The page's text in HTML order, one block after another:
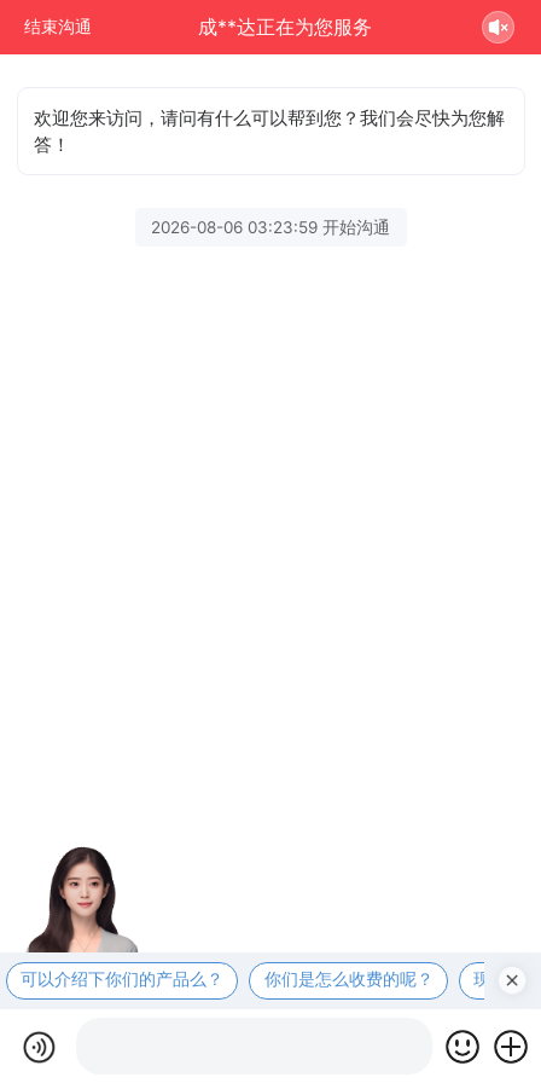
结束沟通 成**达正在为您服务
欢迎您来访问，请问有什么可以帮到您？我们会尽快为您解
答！
2026-08-06 03:23:59 开始沟通
可以介绍下你们的产品么？ 你们是怎么收费的呢？ 现在有